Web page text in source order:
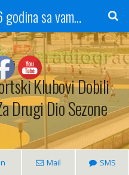
Radio Gradačac - 56 godina sa vama...
Klubovi Dobili
Drugi Dio Sezone
Mail SMS